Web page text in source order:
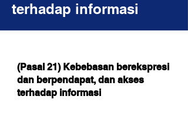
terhadap informasi
(Pasal 21) Kebebasan berekspresi
dan berpendapat, dan akses
terhadap informasi